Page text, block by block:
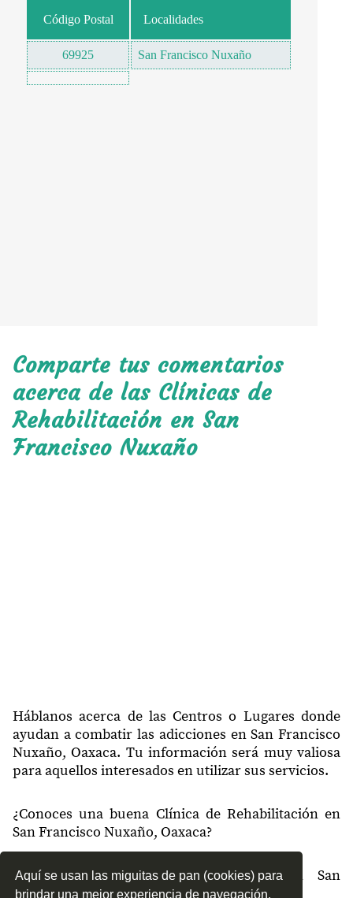
Aquí se usan las miguitas de pan (cookies) para
brindar una mejor experiencia de navegación.
Código Postal Localidades
69925 San Francisco Nuxaño
Comparte tus comentarios
acerca de las Clínicas de
Rehabilitación en San
Francisco Nuxaño
Háblanos acerca de las Centros o Lugares donde
ayudan a combatir las adicciones en San Francisco
Nuxaño, Oaxaca. Tu información será muy valiosa
para aquellos interesados en utilizar sus servicios.
¿Conoces una buena Clínica de Rehabilitación en
San Francisco Nuxaño, Oaxaca?
¿Qué tipo de tratamientos conoces en San
Francisco Nuxaño, Oaxaca?